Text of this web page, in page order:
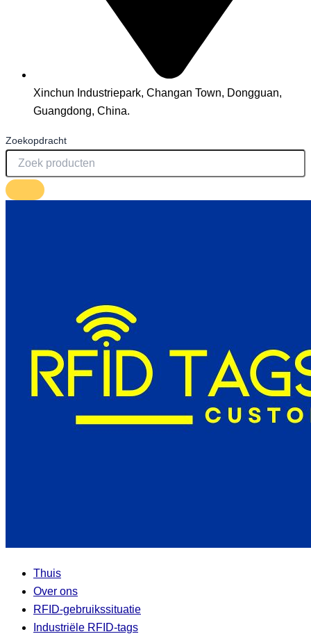
Xinchun Industriepark, Changan Town, Dongguan,
Guangdong, China.
Zoekopdracht
Thuis
Over ons
RFID-gebruikssituatie
Industriële RFID-tags